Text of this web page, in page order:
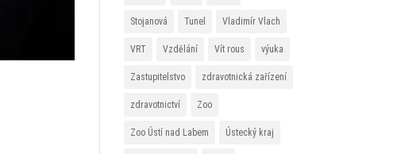
Stojanová Tunel Vladimír Vlach
VRT Vzdělání Vít rous výuka
Zastupitelstvo zdravotnická zařízení
zdravotnictví Zoo
Zoo Ústí nad Labem Ústecký kraj